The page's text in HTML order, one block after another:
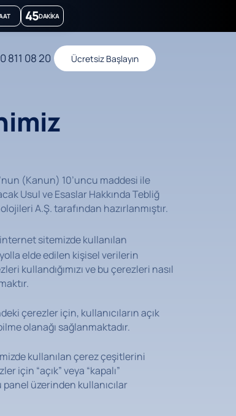
45DAKIKA
811 08 20 Ücretsiz Başlayın
(Kanun) 10’uncu maddesi ile
Usul ve Esaslar Hakkında Tebliğ
A.Ş. tarafından hazırlanmıştır.
internet sitemizde kullanılan
elde edilen kişisel verilerin
kullandığımızı ve bu çerezleri nasıl
çerezler için, kullanıcıların açık
olanağı sağlanmaktadır.
kullanılan çerez çeşitlerini
için “açık” veya “kapalı”
üzerinden kullanıcılar